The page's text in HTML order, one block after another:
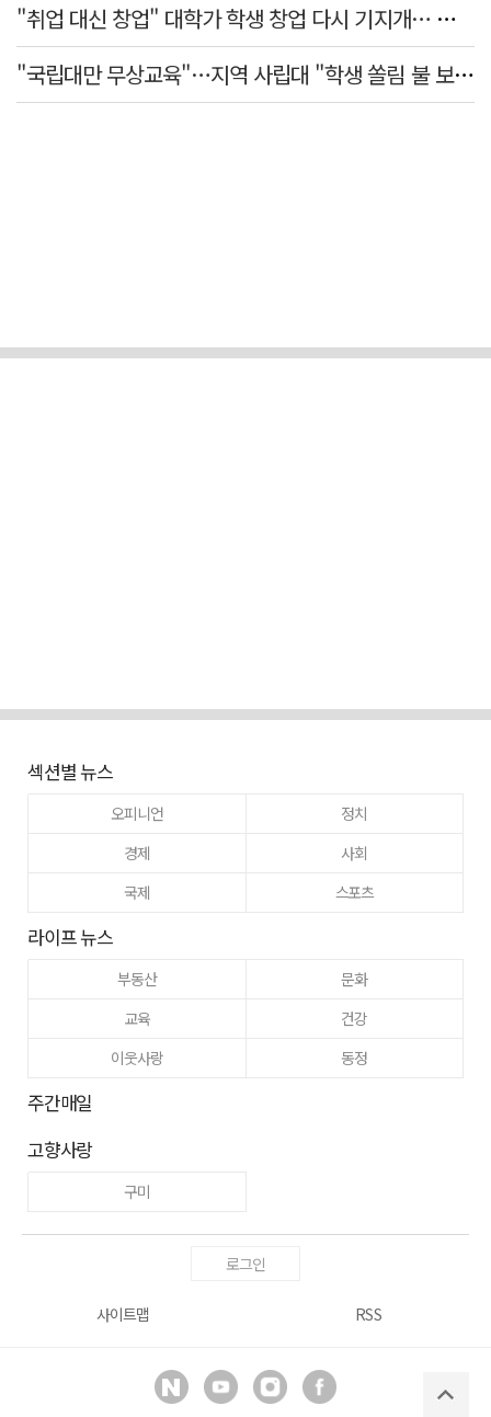
"취업 대신 창업" 대학가 학생 창업 다시 기지개… 창업자·기업·매출 동반 성장
"국립대만 무상교육"…지역 사립대 "학생 쏠림 불 보듯"
섹션별 뉴스
오피니언
정치
경제
사회
국제
스포츠
라이프 뉴스
부동산
문화
교육
건강
이웃사랑
동정
주간매일
고향사랑
구미
로그인
사이트맵 RSS